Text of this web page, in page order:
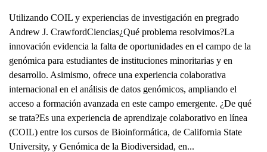
Utilizando COIL y experiencias de investigación en pregrado
Andrew J. CrawfordCiencias¿Qué problema resolvimos?La
innovación evidencia la falta de oportunidades en el campo de la
genómica para estudiantes de instituciones minoritarias y en
desarrollo. Asimismo, ofrece una experiencia colaborativa
internacional en el análisis de datos genómicos, ampliando el
acceso a formación avanzada en este campo emergente. ¿De qué
se trata?Es una experiencia de aprendizaje colaborativo en línea
(COIL) entre los cursos de Bioinformática, de California State
University, y Genómica de la Biodiversidad, en...